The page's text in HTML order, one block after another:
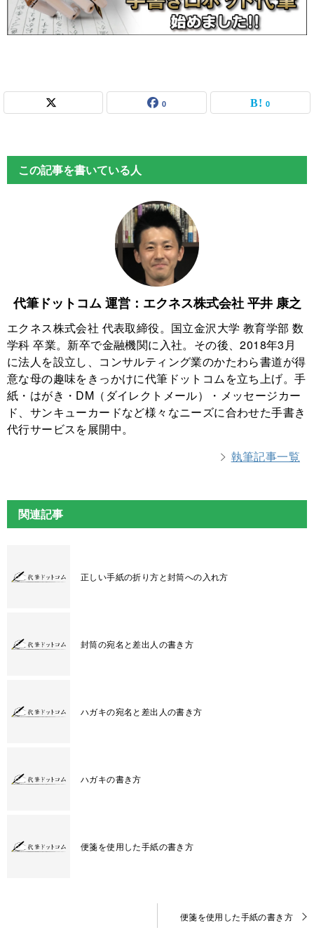
0 0
この記事を書いている人
代筆ドットコム 運営：エクネス株式会社 平井 康之
エクネス株式会社 代表取締役。国立金沢大学 教育学部 数
学科 卒業。新卒で金融機関に入社。その後、2018年3月
に法人を設立し、コンサルティング業のかたわら書道が得
意な母の趣味をきっかけに代筆ドットコムを立ち上げ。手
紙・はがき・DM（ダイレクトメール）・メッセージカー
ド、サンキューカードなど様々なニーズに合わせた手書き
代行サービスを展開中。
執筆記事一覧
関連記事
正しい手紙の折り方と封筒への入れ方
封筒の宛名と差出人の書き方
ハガキの宛名と差出人の書き方
ハガキの書き方
便箋を使用した手紙の書き方
便箋を使用した手紙の書き方